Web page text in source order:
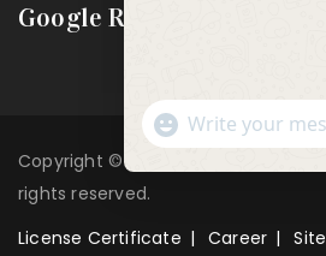
Google Reviews
Copyright © 2026
rights reserved.
License Certificate
Career
WhatsApp Message